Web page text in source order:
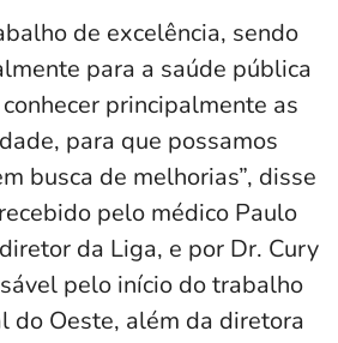
de excelência, sendo
para a saúde pública
principalmente as
para que possamos
busca de melhorias”, disse
pelo médico Paulo
da Liga, e por Dr. Cury
pelo início do trabalho
do Oeste, além da diretora